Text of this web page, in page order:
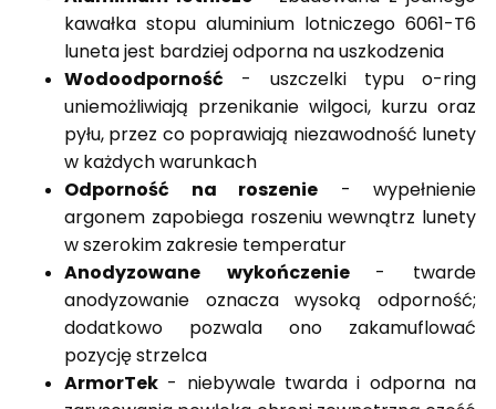
kawałka stopu aluminium lotniczego 6061-T6
luneta jest bardziej odporna na uszkodzenia
Wodoodporność - uszczelki typu o-ring
uniemożliwiają przenikanie wilgoci, kurzu oraz
pyłu, przez co poprawiają niezawodność lunety
w każdych warunkach
Odporność na roszenie - wypełnienie
argonem zapobiega roszeniu wewnątrz lunety
w szerokim zakresie temperatur
Anodyzowane wykończenie - twarde
anodyzowanie oznacza wysoką odporność;
dodatkowo pozwala ono zakamuflować
pozycję strzelca
ArmorTek - niebywale twarda i odporna na